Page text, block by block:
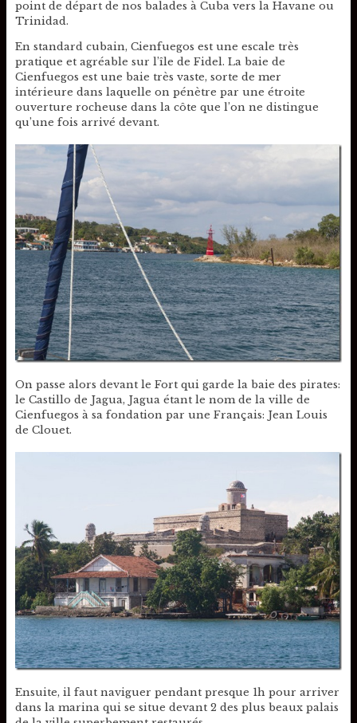
point de départ de nos balades à Cuba vers la Havane ou
Trinidad.
En standard cubain, Cienfuegos est une escale très
pratique et agréable sur l’île de Fidel. La baie de
Cienfuegos est une baie très vaste, sorte de mer
intérieure dans laquelle on pénètre par une étroite
ouverture rocheuse dans la côte que l’on ne distingue
qu’une fois arrivé devant.
On passe alors devant le Fort qui garde la baie des pirates:
le Castillo de Jagua, Jagua étant le nom de la ville de
Cienfuegos à sa fondation par une Français: Jean Louis
de Clouet.
Ensuite, il faut naviguer pendant presque 1h pour arriver
dans la marina qui se situe devant 2 des plus beaux palais